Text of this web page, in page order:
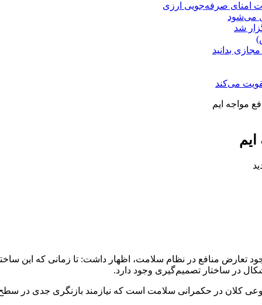
امنای صرفه‌جویی ارزی
می‌شود
شد
بدانید
می‌کند
مواجه ایم
تعارض منافع در نظام سلامت، اظهار داشت: تا زمانی که این
در ساختار تصمیم‌گیری وجود دارد.
کلان در حکمرانی سلامت است که نیازمند بازنگری جدی در